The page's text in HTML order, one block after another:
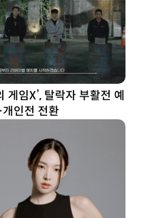
게임X’, 탈락자 부활전 예
인전 전환